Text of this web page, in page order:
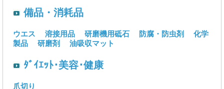
備品・消耗品
ウエス 溶接用品 研磨機用砥石 防腐・防虫剤
化学
製品
研磨剤 油吸収マット
ﾀﾞｲｴｯﾄ･美容･健康
爪切り